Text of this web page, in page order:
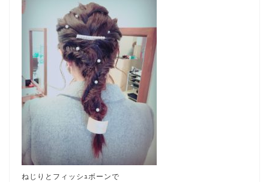
ねじりとフィッシｭボーンで